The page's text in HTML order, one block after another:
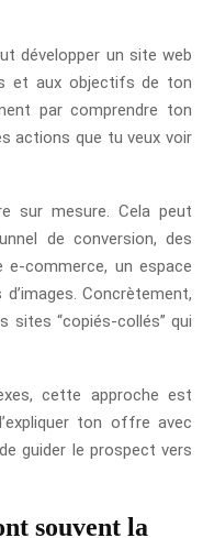
développer un site web
et aux objectifs de ton
par comprendre ton
actions que tu veux voir
sur mesure. Cela peut
de conversion, des
commerce, un espace
Concrètement,
sites “copiés-collés” qui
cette approche est
ton offre avec
guider le prospect vers
souvent la